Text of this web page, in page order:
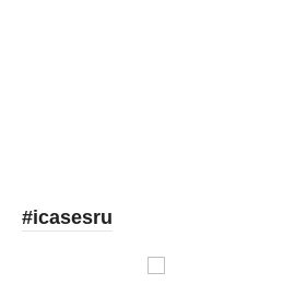
#icasesru